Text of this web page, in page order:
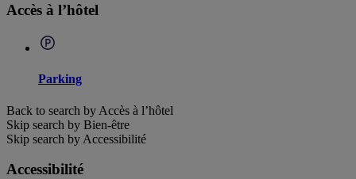
Accès à l’hôtel
Parking
Back to search by Accès à l’hôtel
Skip search by Bien-être
Skip search by Accessibilité
Accessibilité